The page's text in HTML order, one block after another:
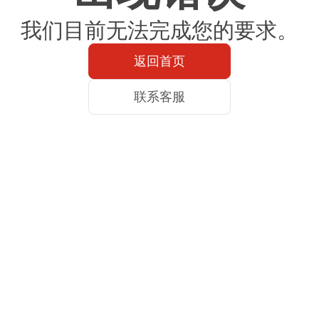
我们目前无法完成您的要求。
返回首页
联系客服